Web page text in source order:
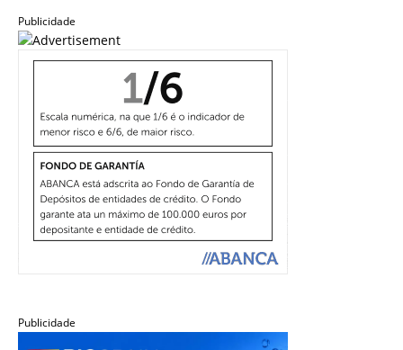
Publicidade
Publicidade